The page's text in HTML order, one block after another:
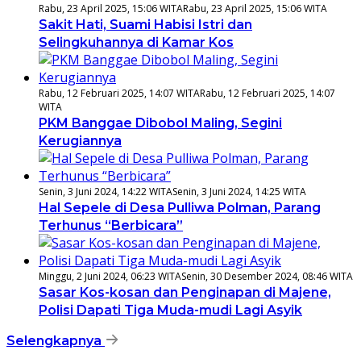
Rabu, 23 April 2025, 15:06 WITARabu, 23 April 2025, 15:06 WITA
Sakit Hati, Suami Habisi Istri dan
Selingkuhannya di Kamar Kos
Rabu, 12 Februari 2025, 14:07 WITARabu, 12 Februari 2025, 14:07
WITA
PKM Banggae Dibobol Maling, Segini
Kerugiannya
Senin, 3 Juni 2024, 14:22 WITASenin, 3 Juni 2024, 14:25 WITA
Hal Sepele di Desa Pulliwa Polman, Parang
Terhunus “Berbicara”
Minggu, 2 Juni 2024, 06:23 WITASenin, 30 Desember 2024, 08:46 WITA
Sasar Kos-kosan dan Penginapan di Majene,
Polisi Dapati Tiga Muda-mudi Lagi Asyik
Selengkapnya